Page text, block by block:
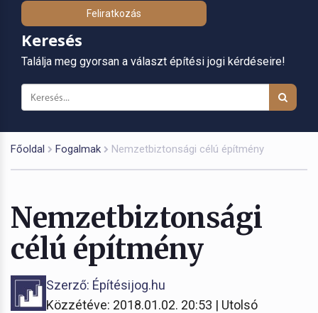
Feliratkozás
Keresés
Találja meg gyorsan a választ építési jogi kérdéseire!
Főoldal Fogalmak Nemzetbiztonsági célú építmény
Nemzetbiztonsági
célú építmény
Szerző: Építésijog.hu
Közzétéve: 2018.01.02. 20:53 | Utolsó